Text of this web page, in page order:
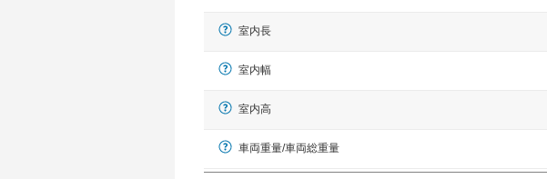
室内長
室内幅
室内高
車両重量/車両総重量